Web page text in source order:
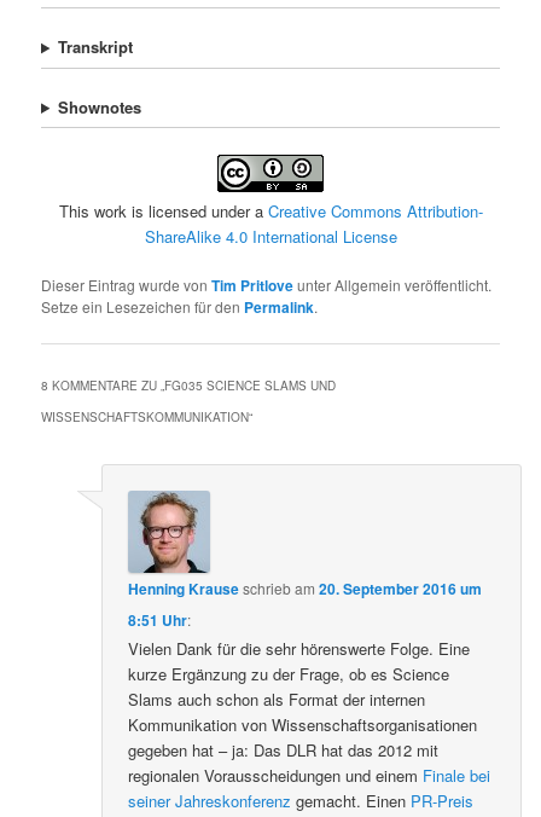
Transkript
Shownotes
This work is licensed under a Creative Commons Attribution-
ShareAlike 4.0 International License
Dieser Eintrag wurde vonTim Pritloveunter Allgemein veröffentlicht.
Setze ein Lesezeichen für den Permalink.
8 KOMMENTARE ZU „FG035 SCIENCE SLAMS UND
WISSENSCHAFTSKOMMUNIKATION“
Henning Krauseschriebam20. September 2016 um
8:51 Uhr:
Vielen Dank für die sehr hörenswerte Folge. Eine
kurze Ergänzung zu der Frage, ob es Science
Slams auch schon als Format der internen
Kommunikation von Wissenschaftsorganisationen
gegeben hat – ja: Das DLR hat das 2012 mit
regionalen Vorausscheidungen und einem Finale bei
seiner Jahreskonferenz gemacht. Einen PR-Preis